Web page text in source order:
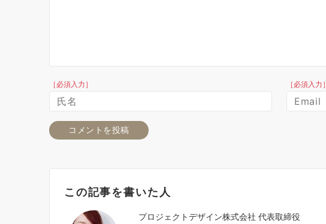
［必須入力］ ［必須入力］
この記事を書いた人
プロジェクトデザイン株式会社 代表取締役